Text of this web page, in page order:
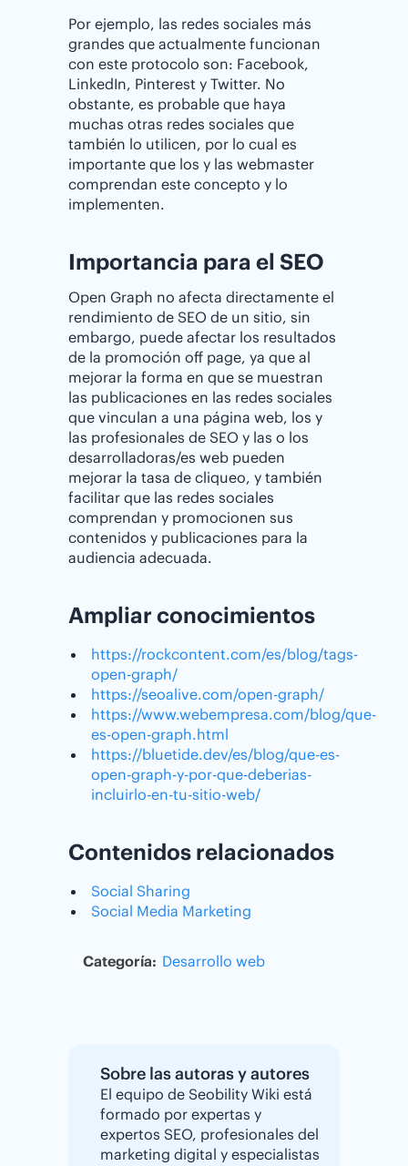
Por ejemplo, las redes sociales más
grandes que actualmente funcionan
con este protocolo son: Facebook,
LinkedIn, Pinterest y Twitter. No
obstante, es probable que haya
muchas otras redes sociales que
también lo utilicen, por lo cual es
importante que los y las webmaster
comprendan este concepto y lo
implementen.
Importancia para el SEO
Open Graph no afecta directamente el
rendimiento de SEO de un sitio, sin
embargo, puede afectar los resultados
de la promoción off page, ya que al
mejorar la forma en que se muestran
las publicaciones en las redes sociales
que vinculan a una página web, los y
las profesionales de SEO y las o los
desarrolladoras/es web pueden
mejorar la tasa de cliqueo, y también
facilitar que las redes sociales
comprendan y promocionen sus
contenidos y publicaciones para la
audiencia adecuada.
Ampliar conocimientos
https://rockcontent.com/es/blog/tags-
open-graph/
https://seoalive.com/open-graph/
https://www.webempresa.com/blog/que-
es-open-graph.html
https://bluetide.dev/es/blog/que-es-
open-graph-y-por-que-deberias-
incluirlo-en-tu-sitio-web/
Contenidos relacionados
Social Sharing
Social Media Marketing
Categoría: Desarrollo web
Sobre las autoras y autores
El equipo de Seobility Wiki está
formado por expertas y
expertos SEO, profesionales del
marketing digital y especialistas